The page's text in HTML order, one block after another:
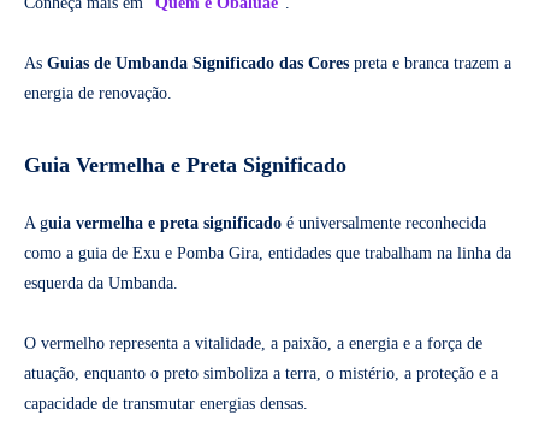
As Guias de Umbanda Significado das Cores preta e branca trazem a
energia de renovação.
Guia Vermelha e Preta Significado
A guia vermelha e preta significado é universalmente reconhecida
como a guia de Exu e Pomba Gira, entidades que trabalham na linha da
esquerda da Umbanda.
O vermelho representa a vitalidade, a paixão, a energia e a força de
atuação, enquanto o preto simboliza a terra, o mistério, a proteção e a
capacidade de transmutar energias densas.